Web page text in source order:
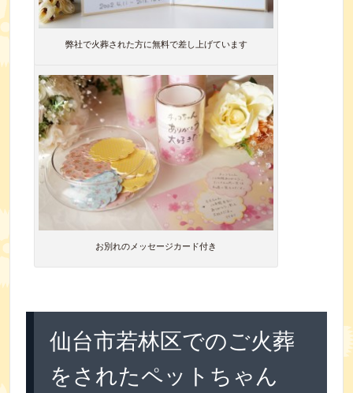
弊社で火葬された方に無料で差し上げています
お別れのメッセージカード付き
仙台市若林区でのご火葬
をされたペットちゃん